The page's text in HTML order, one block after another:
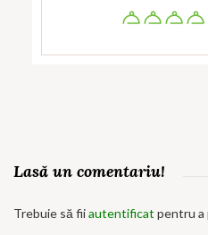
Lasă un comentariu!
Trebuie să fiiautentificat pentru a